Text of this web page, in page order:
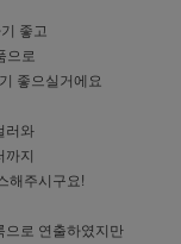
좋고
으로
좋으실거에요
러와
까지
해주시구요!
으로 연출하였지만